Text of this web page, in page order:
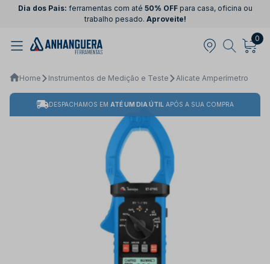
Dia dos Pais: ferramentas com até 50% OFFpara casa, oficina ou
trabalho pesado. Aproveite!
0
Home Instrumentos de Medição e Teste Alicate Amperímetro
DESPACHAMOS EM ATÉ UM DIA ÚTIL APÓS A SUA COMPRA